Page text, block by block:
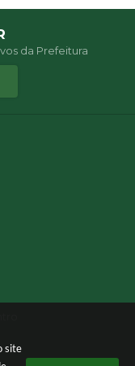
site
da Prefeitura